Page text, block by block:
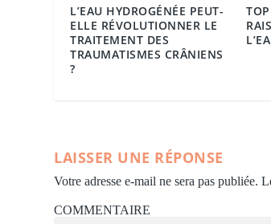
L’EAU HYDROGÉNÉE PEUT-
ELLE RÉVOLUTIONNER LE
TRAITEMENT DES
TRAUMATISMES CRÂNIENS
?
LAISSER UNE RÉPONSE
Votre adresse e-mail ne sera pas publiée.
COMMENTAIRE